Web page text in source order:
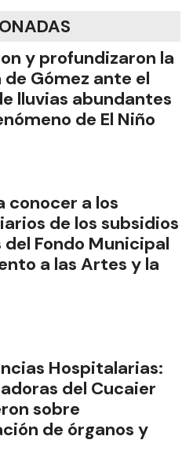
y profundizaron la
de Gómez ante el
lluvias abundantes
de El Niño
conocer a los
de los subsidios
Fondo Municipal
a las Artes y la
Hospitalarias:
del Cucaier
sobre
de órganos y